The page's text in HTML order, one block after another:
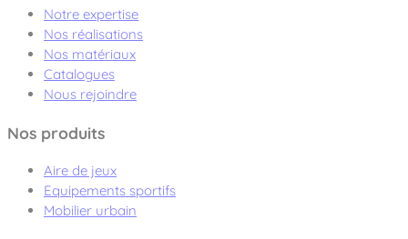
Notre expertise
Nos réalisations
Nos matériaux
Catalogues
Nous rejoindre
Nos produits
Aire de jeux
Equipements sportifs
Mobilier urbain